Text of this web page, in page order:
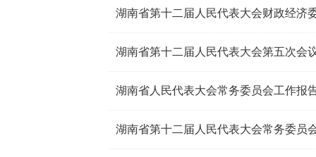
湖南省人民代表大会常务委员会工作报
湖南省第十二届人民代表大会常务委员